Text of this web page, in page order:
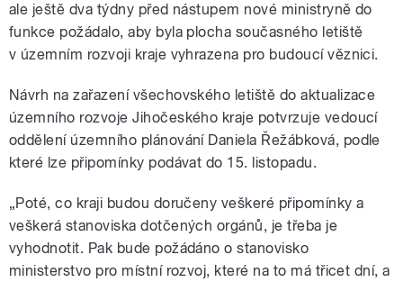
ale ještě dva týdny před nástupem nové ministryně do
funkce požádalo, aby byla plocha současného letiště
v územním rozvoji kraje vyhrazena pro budoucí věznici.
Návrh na zařazení všechovského letiště do aktualizace
územního rozvoje Jihočeského kraje potvrzuje vedoucí
oddělení územního plánování Daniela Řežábková, podle
které lze připomínky podávat do 15. listopadu.
„Poté, co kraji budou doručeny veškeré připomínky a
veškerá stanoviska dotčených orgánů, je třeba je
vyhodnotit. Pak bude požádáno o stanovisko
ministerstvo pro místní rozvoj, které na to má třicet dní, a